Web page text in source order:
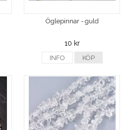
Öglepinnar - guld
10 kr
INFO KÖP